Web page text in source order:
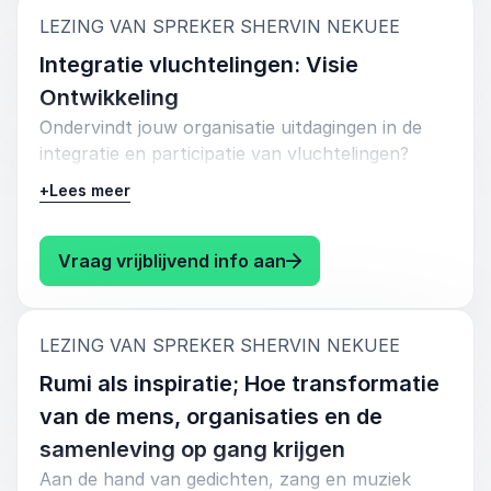
LEZING VAN SPREKER SHERVIN NEKUEE
Integratie vluchtelingen: Visie
Ontwikkeling
Ondervindt jouw organisatie uitdagingen in de
integratie en participatie van vluchtelingen?
Shervin Nekuee deelt innovatieve benaderingen
en praktische oplossingen om vluchtelingen
effectief te integreren en een gevoel van thuis
te creëren. Verhoog de impact van jouw
inclusiebeleid en maak van Nederland een echte
thuisbasis voor nieuwkomers. Boek nu en geef
je organisatie een nieuwe richting in
+Lees meer
Vraag vrijblijvend info aan: Shervin Nekuee
LEZING VAN SPREKER SHERVIN NEKUEE
Rumi als inspiratie; Hoe transformatie
van de mens, organisaties en de
samenleving op gang krijgen
Aan de hand van gedichten, zang en muziek